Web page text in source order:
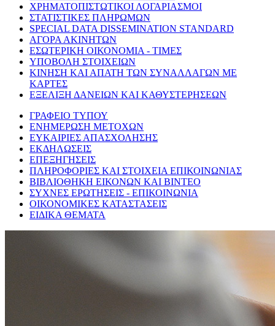
ΧΡΗΜΑΤΟΠΙΣΤΩΤΙΚΟΙ ΛΟΓΑΡΙΑΣΜΟΙ
ΣΤΑΤΙΣΤΙΚΕΣ ΠΛΗΡΩΜΩΝ
SPECIAL DATA DISSEMINATION STANDARD
ΑΓΟΡΑ ΑΚΙΝΗΤΩΝ
ΕΣΩΤΕΡΙΚΗ ΟΙΚΟΝΟΜΙΑ - ΤΙΜΕΣ
ΥΠΟΒΟΛΗ ΣΤΟΙΧΕΙΩΝ
ΚΙΝΗΣΗ ΚΑΙ ΑΠΑΤΗ ΤΩΝ ΣΥΝΑΛΛΑΓΩΝ ΜΕ
ΚΑΡΤΕΣ
ΕΞΕΛΙΞΗ ΔΑΝΕΙΩΝ ΚΑΙ ΚΑΘΥΣΤΕΡΗΣΕΩΝ
ΓΡΑΦΕΙΟ ΤΥΠΟΥ
ΕΝΗΜΕΡΩΣΗ ΜΕΤΟΧΩΝ
ΕΥΚΑΙΡΙΕΣ ΑΠΑΣΧΟΛΗΣΗΣ
ΕΚΔΗΛΩΣΕΙΣ
ΕΠΕΞΗΓΗΣΕΙΣ
ΠΛΗΡΟΦΟΡΙΕΣ ΚΑΙ ΣΤΟΙΧΕΙΑ ΕΠΙΚΟΙΝΩΝΙΑΣ
ΒΙΒΛΙΟΘΗΚΗ ΕΙΚΟΝΩΝ ΚΑΙ ΒΙΝΤΕΟ
ΣΥΧΝΕΣ ΕΡΩΤΗΣΕΙΣ - ΕΠΙΚΟΙΝΩΝΙΑ
ΟΙΚΟΝΟΜΙΚΕΣ ΚΑΤΑΣΤΑΣΕΙΣ
ΕΙΔΙΚΑ ΘΕΜΑΤΑ